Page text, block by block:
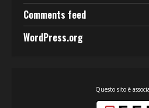
Comments feed
WordPress.org
Questo sito è